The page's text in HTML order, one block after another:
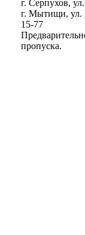
г. Серпухов,
г. Мытищи, ул.
15-77
пропуска.